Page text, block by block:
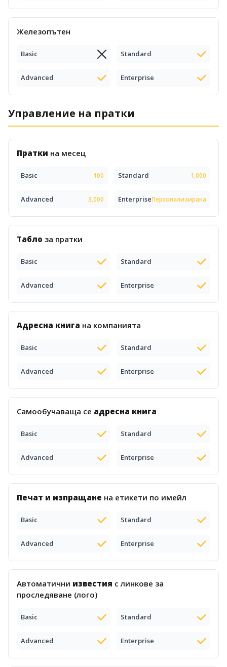
Железопътен
Basic Standard
Advanced Enterprise
Управление на пратки
Пратки на месец
Basic 100 Standard 1,000
Advanced 3,000 EnterpriseПерсонализирана
Табло за пратки
Basic Standard
Advanced Enterprise
Адресна книга на компанията
Basic Standard
Advanced Enterprise
Самообучаваща се адресна книга
Basic Standard
Advanced Enterprise
Печат и изпращане на етикети по имейл
Basic Standard
Advanced Enterprise
Автоматични известия с линкове за
проследяване (лого)
Basic Standard
Advanced Enterprise